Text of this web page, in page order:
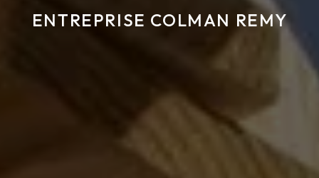
ENTREPRISE COLMAN REMY